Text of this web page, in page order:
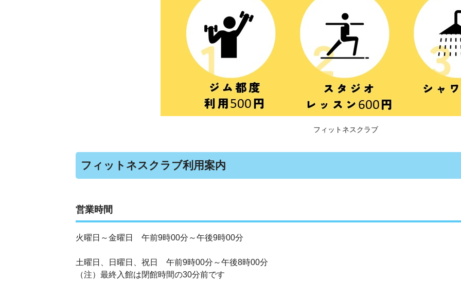
フィットネスクラブ
フィットネスクラブ利用案内
営業時間
火曜日～金曜日 午前9時00分～午後9時00分
土曜日、日曜日、祝日 午前9時00分～午後8時00分
（注）最終入館は閉館時間の30分前です